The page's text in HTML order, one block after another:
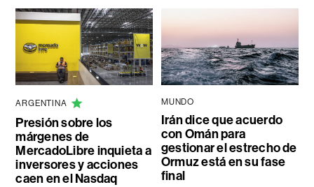
ARGENTINA
Presión sobre los
márgenes de
MercadoLibre inquieta a
inversores y acciones
caen en el Nasdaq
MUNDO
Irán dice que acuerdo
con Omán para
gestionar el estrecho de
Ormuz está en su fase
final